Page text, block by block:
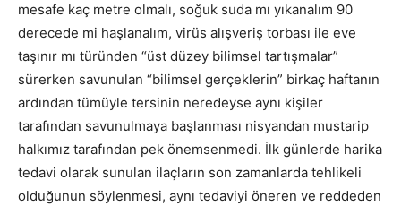
mesafe kaç metre olmalı, soğuk suda mı yıkanalım 90
derecede mi haşlanalım, virüs alışveriş torbası ile eve
taşınır mı türünden “üst düzey bilimsel tartışmalar”
sürerken savunulan “bilimsel gerçeklerin” birkaç haftanın
ardından tümüyle tersinin neredeyse aynı kişiler
tarafından savunulmaya başlanması nisyandan mustarip
halkımız tarafından pek önemsenmedi. İlk günlerde harika
tedavi olarak sunulan ilaçların son zamanlarda tehlikeli
olduğunun söylenmesi, aynı tedaviyi öneren ve reddeden